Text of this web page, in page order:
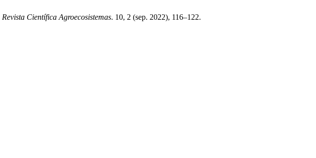
Revista Científica Agroecosistemas. 10, 2 (sep. 2022), 116–122.